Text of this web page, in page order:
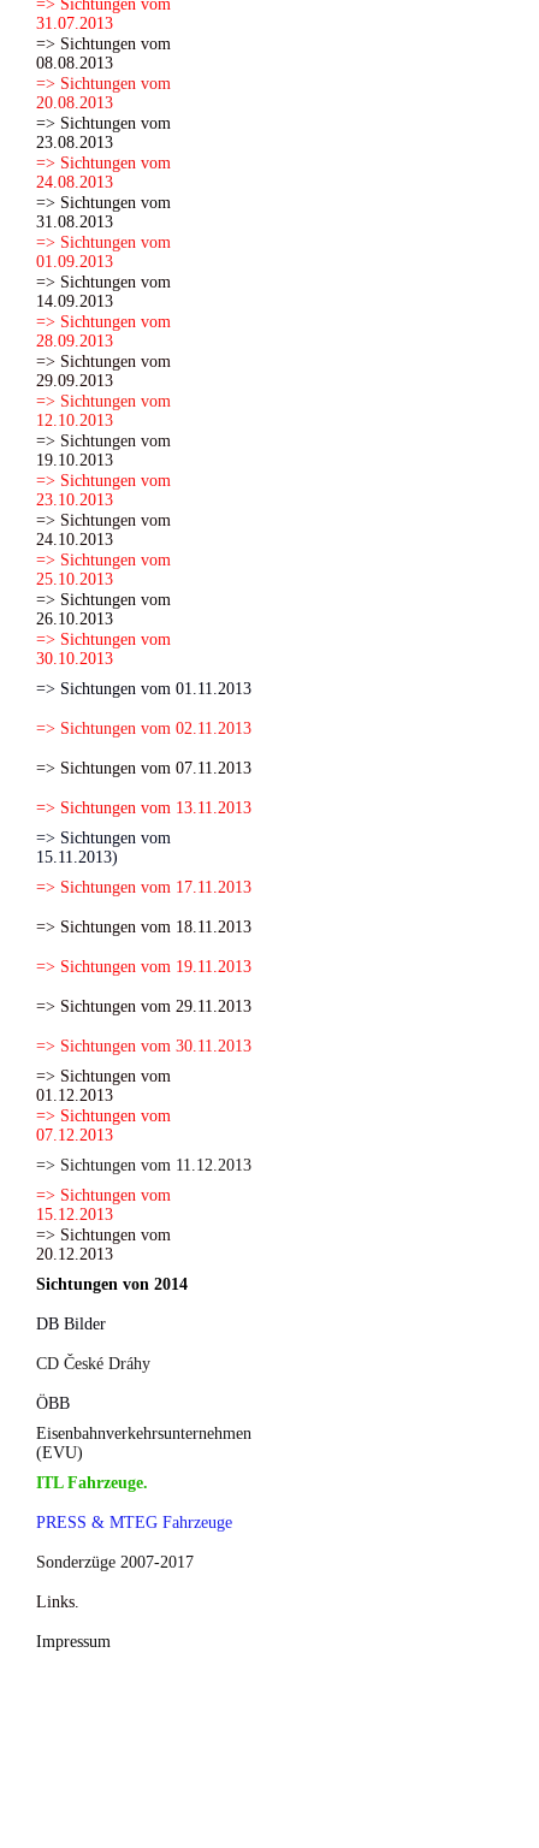
=> Sichtungen vom
31.07.2013
=> Sichtungen vom
08.08.2013
=> Sichtungen vom
20.08.2013
=> Sichtungen vom
23.08.2013
=> Sichtungen vom
24.08.2013
=> Sichtungen vom
31.08.2013
=> Sichtungen vom
01.09.2013
=> Sichtungen vom
14.09.2013
=> Sichtungen vom
28.09.2013
=> Sichtungen vom
29.09.2013
=> Sichtungen vom
12.10.2013
=> Sichtungen vom
19.10.2013
=> Sichtungen vom
23.10.2013
=> Sichtungen vom
24.10.2013
=> Sichtungen vom
25.10.2013
=> Sichtungen vom
26.10.2013
=> Sichtungen vom
30.10.2013
=> Sichtungen vom 01.11.2013
=> Sichtungen vom 02.11.2013
=> Sichtungen vom 07.11.2013
=> Sichtungen vom 13.11.2013
=> Sichtungen vom
15.11.2013)
=> Sichtungen vom 17.11.2013
=> Sichtungen vom 18.11.2013
=> Sichtungen vom 19.11.2013
=> Sichtungen vom 29.11.2013
=> Sichtungen vom 30.11.2013
=> Sichtungen vom
01.12.2013
=> Sichtungen vom
07.12.2013
=> Sichtungen vom 11.12.2013
=> Sichtungen vom
15.12.2013
=> Sichtungen vom
20.12.2013
Sichtungen von 2014
DB Bilder
CD České Dráhy
ÖBB
Eisenbahnverkehrsunternehmen
(EVU)
ITL Fahrzeuge.
PRESS & MTEG Fahrzeuge
Sonderzüge 2007-2017
Links.
Impressum